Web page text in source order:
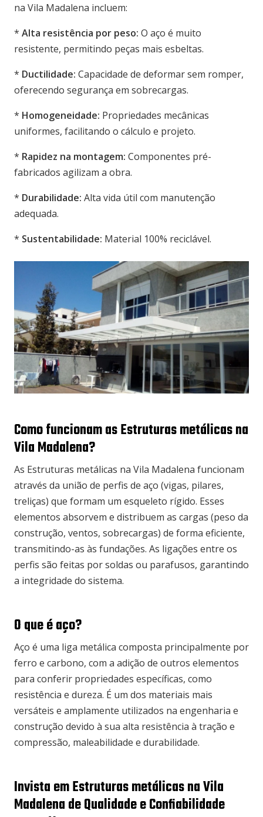
na Vila Madalena incluem:
* Alta resistência por peso: O aço é muito
resistente, permitindo peças mais esbeltas.
* Ductilidade: Capacidade de deformar sem romper,
oferecendo segurança em sobrecargas.
* Homogeneidade: Propriedades mecânicas
uniformes, facilitando o cálculo e projeto.
* Rapidez na montagem: Componentes pré-
fabricados agilizam a obra.
* Durabilidade: Alta vida útil com manutenção
adequada.
* Sustentabilidade: Material 100% reciclável.
Como funcionam as Estruturas metálicas na
Vila Madalena?
As Estruturas metálicas na Vila Madalena funcionam
através da união de perfis de aço (vigas, pilares,
treliças) que formam um esqueleto rígido. Esses
elementos absorvem e distribuem as cargas (peso da
construção, ventos, sobrecargas) de forma eficiente,
transmitindo-as às fundações. As ligações entre os
perfis são feitas por soldas ou parafusos, garantindo
a integridade do sistema.
O que é aço?
Aço é uma liga metálica composta principalmente por
ferro e carbono, com a adição de outros elementos
para conferir propriedades específicas, como
resistência e dureza. É um dos materiais mais
versáteis e amplamente utilizados na engenharia e
construção devido à sua alta resistência à tração e
compressão, maleabilidade e durabilidade.
Invista em Estruturas metálicas na Vila
Madalena de Qualidade e Confiabilidade